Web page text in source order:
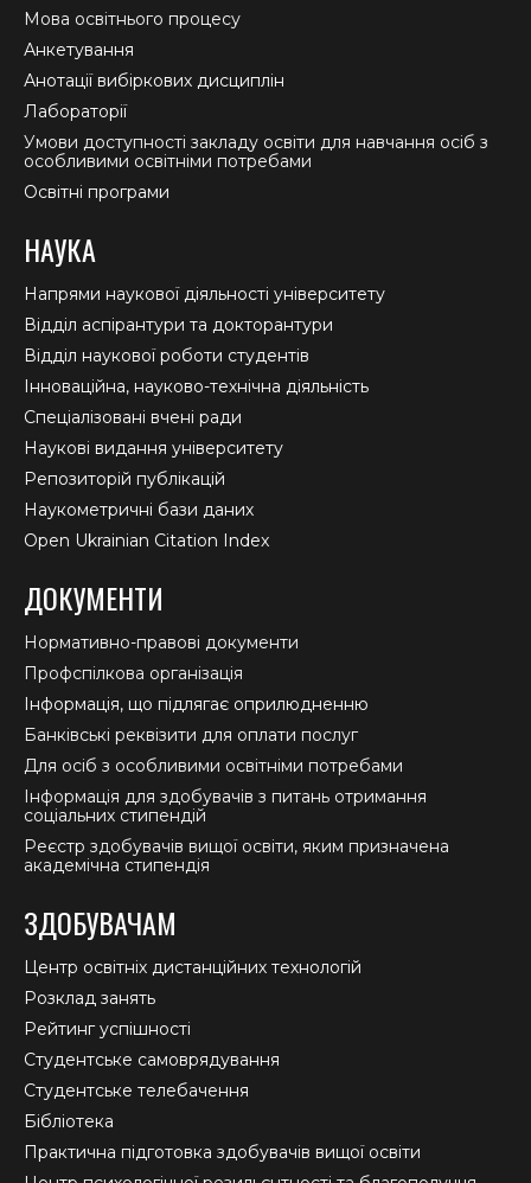
Мова освітнього процесу
Анкетування
Анотації вибіркових дисциплін
Лабораторії
Умови доступності закладу освіти для навчання осіб з
особливими освітніми потребами
Освітні програми
НАУКА
Напрями наукової діяльності університету
Відділ аспірантури та докторантури
Відділ наукової роботи студентів
Інноваційна, науково-технічна діяльність
Спеціалізовані вчені ради
Наукові видання університету
Репозиторій публікацій
Наукометричні бази даних
Open Ukrainian Citation Index
ДОКУМЕНТИ
Нормативно-правові документи
Профспілкова організація
Інформація, що підлягає оприлюдненню
Банківські реквізити для оплати послуг
Для осіб з особливими освітніми потребами
Інформація для здобувачів з питань отримання
соціальних стипендій
Реєстр здобувачів вищої освіти, яким призначена
академічна стипендія
ЗДОБУВАЧАМ
Центр освітніх дистанційних технологій
Розклад занять
Рейтинг успішності
Студентське самоврядування
Студентське телебачення
Бібліотека
Практична підготовка здобувачів вищої освіти